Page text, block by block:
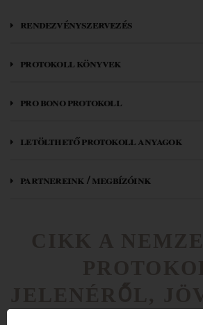
rendezvényszervezés
protokoll könyvek
pro bono protokoll
letölthető protokoll anyagok
partnereink / megbízóink